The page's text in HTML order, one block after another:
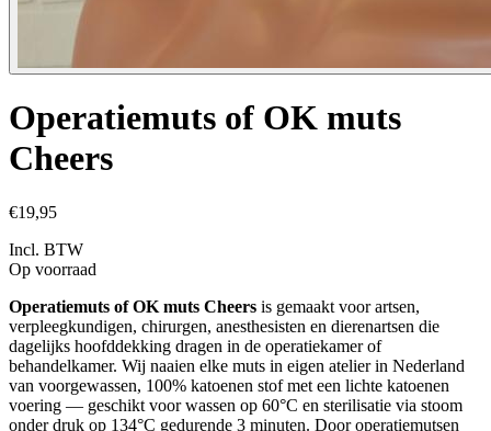
Operatiemuts of OK muts
Cheers
€19,95
Incl. BTW
Op voorraad
Operatiemuts of OK muts Cheers is gemaakt voor artsen,
verpleegkundigen, chirurgen, anesthesisten en dierenartsen die
dagelijks hoofddekking dragen in de operatiekamer of
behandelkamer. Wij naaien elke muts in eigen atelier in Nederland
van voorgewassen, 100% katoenen stof met een lichte katoenen
voering — geschikt voor wassen op 60°C en sterilisatie via stoom
onder druk op 134°C gedurende 3 minuten. Door operatiemutsen